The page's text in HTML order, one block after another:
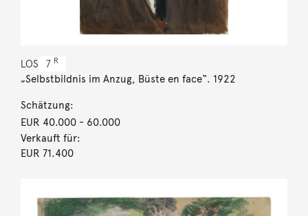
LOS 7 R
„Selbstbildnis im Anzug, Büste en face“. 1922
Schätzung:
EUR 40.000- 60.000
Verkauft für:
EUR 71.400